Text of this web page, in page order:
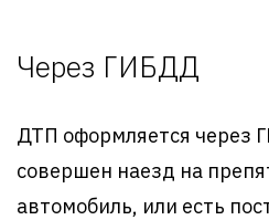
Через ГИБДД
ДТП оформляется через
совершен наезд на
автомобиль, или есть